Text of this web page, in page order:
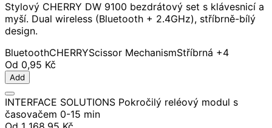
Stylový CHERRY DW 9100 bezdrátový set s klávesnicí a
myší. Dual wireless (Bluetooth + 2.4GHz), stříbrně-bílý
design.
BluetoothCHERRYScissor MechanismStříbrná +4
Od 0,95 Kč
Add
INTERFACE SOLUTIONS Pokročilý reléový modul s
časovačem 0-15 min